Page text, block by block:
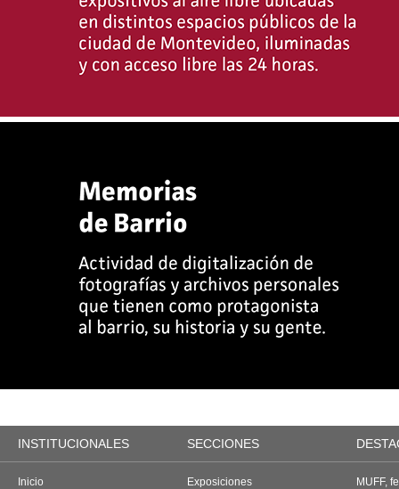
INSTITUCIONALES SECCIONES
Inicio
Exposiciones
MUFF,